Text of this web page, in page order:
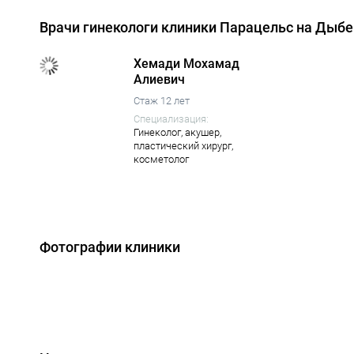
Врачи гинекологи клиники Парацельс на
Хемади Мохамад
Алиевич
Стаж 12 лет
Специализация:
Гинеколог, акушер,
пластический хирург,
косметолог
Фотографии клиники